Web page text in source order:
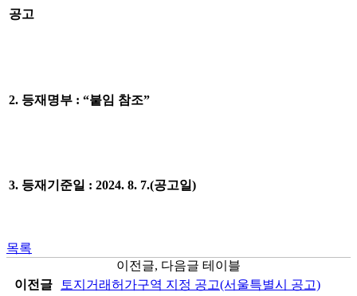
공고
2. 등재명부 : “붙임 참조”
3. 등재기준일 : 2024. 8. 7.(공고일)
목록
이전글, 다음글 테이블
이전글
토지거래허가구역 지정 공고(서울특별시 공고)